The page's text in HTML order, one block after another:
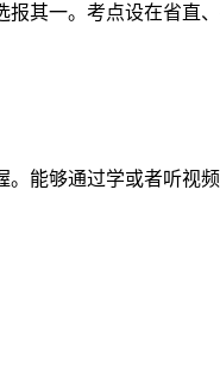
其一。考点设在省直
能够通过学或者听视